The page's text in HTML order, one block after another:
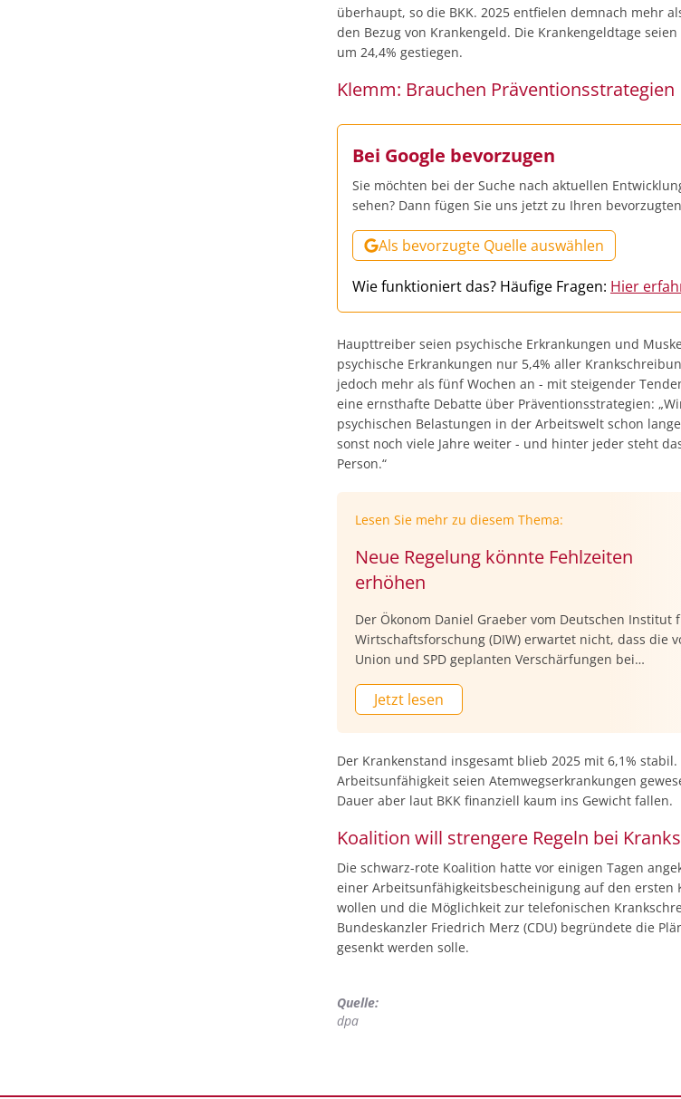
überhaupt, so die BKK. 2025 entfielen demnach mehr
den Bezug von Krankengeld. Die Krankengeldtage
um 24,4% gestiegen.
Klemm: Brauchen Präventionsstrategien
Bei Google bevorzugen
Sie möchten bei der Suche nach aktuellen
sehen? Dann fügen Sie uns jetzt zu Ihren
Als bevorzugte Quelle auswählen
Wie funktioniert das? Häufige Fragen: Hier
Haupttreiber seien psychische Erkrankungen und
psychische Erkrankungen nur 5,4% aller
jedoch mehr als fünf Wochen an - mit steigender
eine ernsthafte Debatte über Präventionsstrategien:
psychischen Belastungen in der Arbeitswelt schon
sonst noch viele Jahre weiter - und hinter jeder steht
Person.“
Lesen Sie mehr zu diesem Thema:
Neue Regelung könnte Fehlzeiten
erhöhen
Der Ökonom Daniel Graeber vom Deutschen Institut
Wirtschaftsforschung (DIW) erwartet nicht, dass die
Union und SPD geplanten Verschärfungen bei
spürbar senken. Eine Attestpflicht ab dem ersten
Krankheitstag könne stattdessen zu mehr
Wartezimmern erhöhen. „Sollte dies dazu führen,
Menschen trotz leichter Infekte an den Arbeitsplatz
gehen, könnten Ansteckungen am Arbeitsplatz am
einfach zu Hause geblieben wären“, warnt Graeber.
Jetzt lesen
Der Krankenstand insgesamt blieb 2025 mit 6,1%
Arbeitsunfähigkeit seien Atemwegserkrankungen
Dauer aber laut BKK finanziell kaum ins Gewicht fallen.
Koalition will strengere Regeln bei
Die schwarz-rote Koalition hatte vor einigen Tagen
einer Arbeitsunfähigkeitsbescheinigung auf den ersten
wollen und die Möglichkeit zur telefonischen
Bundeskanzler Friedrich Merz (CDU) begründete die
gesenkt werden solle.
Quelle:
dpa